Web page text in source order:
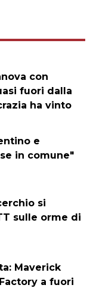
con
fuori dalla
ha vinto
e
in comune"
si
sulle orme di
Maverick
a fuori